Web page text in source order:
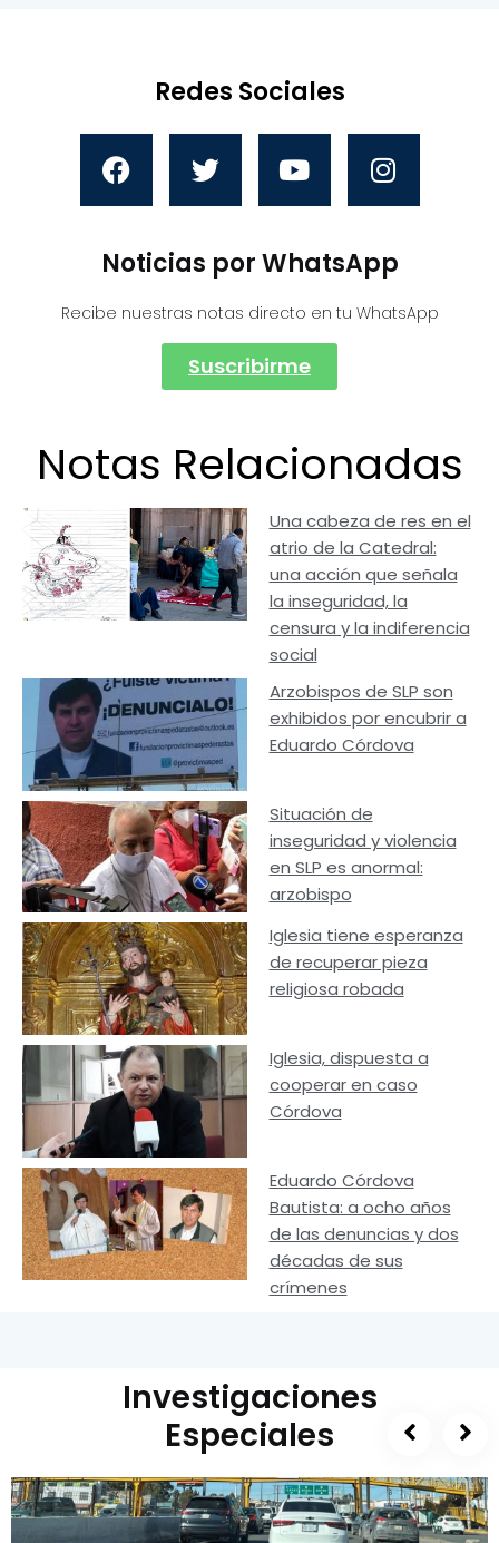
Redes Sociales
Noticias por WhatsApp
Recibe nuestras notas directo en tu WhatsApp
Suscribirme
Notas Relacionadas
Una cabeza de res en el
atrio de la Catedral:
una acción que señala
la inseguridad, la
censura y la indiferencia
social
Arzobispos de SLP son
exhibidos por encubrir a
Eduardo Córdova
Situación de
inseguridad y violencia
en SLP es anormal:
arzobispo
Iglesia tiene esperanza
de recuperar pieza
religiosa robada
Iglesia, dispuesta a
cooperar en caso
Córdova
Eduardo Córdova
Bautista: a ocho años
de las denuncias y dos
décadas de sus
crímenes
Investigaciones
Especiales